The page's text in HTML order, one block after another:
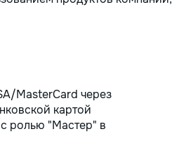
MasterCard через
картой
с ролью "Мастер" в